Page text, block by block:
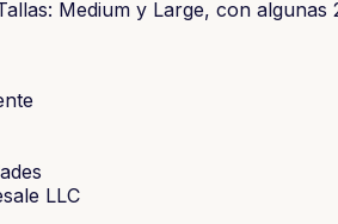
Medium y Large, con
LLC